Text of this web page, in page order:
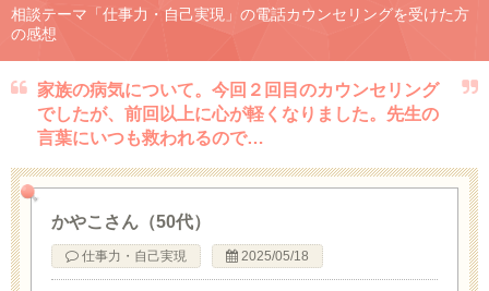
相談テーマ「仕事力・自己実現」の電話カウンセリングを受けた方
の感想
家族の病気について。今回２回目のカウンセリング
でしたが、前回以上に心が軽くなりました。先生の
言葉にいつも救われるので…
かやこさん（50代）
仕事力・自己実現 2025/05/18